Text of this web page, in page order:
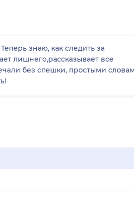
знаю, как следить за
лишнего,рассказывает все